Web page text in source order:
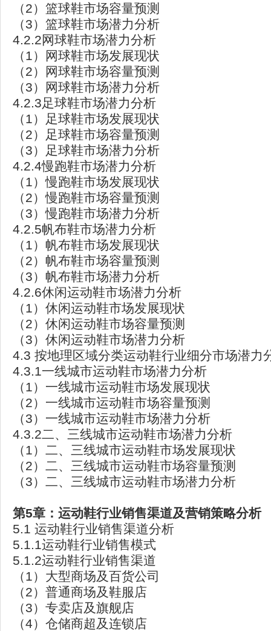
（2）篮球鞋市场容量预测
（3）篮球鞋市场潜力分析
4.2.2网球鞋市场潜力分析
（1）网球鞋市场发展现状
（2）网球鞋市场容量预测
（3）网球鞋市场潜力分析
4.2.3足球鞋市场潜力分析
（1）足球鞋市场发展现状
（2）足球鞋市场容量预测
（3）足球鞋市场潜力分析
4.2.4慢跑鞋市场潜力分析
（1）慢跑鞋市场发展现状
（2）慢跑鞋市场容量预测
（3）慢跑鞋市场潜力分析
4.2.5帆布鞋市场潜力分析
（1）帆布鞋市场发展现状
（2）帆布鞋市场容量预测
（3）帆布鞋市场潜力分析
4.2.6休闲运动鞋市场潜力分析
（1）休闲运动鞋市场发展现状
（2）休闲运动鞋市场容量预测
（3）休闲运动鞋市场潜力分析
4.3 按地理区域分类运动鞋行业细分市场潜力
4.3.1一线城市运动鞋市场潜力分析
（1）一线城市运动鞋市场发展现状
（2）一线城市运动鞋市场容量预测
（3）一线城市运动鞋市场潜力分析
4.3.2二、三线城市运动鞋市场潜力分析
（1）二、三线城市运动鞋市场发展现状
（2）二、三线城市运动鞋市场容量预测
（3）二、三线城市运动鞋市场潜力分析
第5章：运动鞋行业销售渠道及营销策略分析
5.1 运动鞋行业销售渠道分析
5.1.1运动鞋行业销售模式
5.1.2运动鞋行业销售渠道
（1）大型商场及百货公司
（2）普通商场及鞋服店
（3）专卖店及旗舰店
（4）仓储商超及连锁店